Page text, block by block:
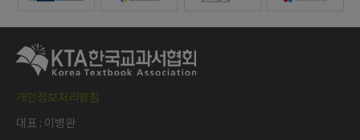
개인정보처리방침
대표 : 이병완